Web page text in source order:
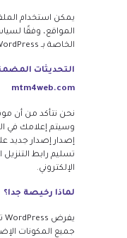
يمكن استخدام
الخاصة بـ WordPress.
mtm4web.com
نحن نتأكد من أن
وسيتم إعلامك في
تسليم رابط التنزيل
الإلكتروني.
لماذا رخيصة جدا؟
جميع المكونات